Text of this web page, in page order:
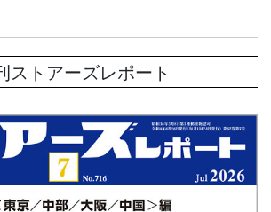
ストアーズレポート